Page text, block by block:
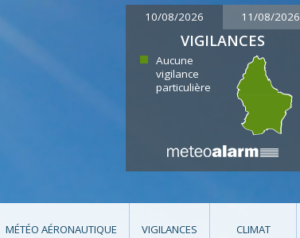
10/08/2026 11/08/2026
VIGILANCES
Aucune
vigilance
particulière
MÉTÉO AÉRONAUTIQUE VIGILANCES CLIMAT